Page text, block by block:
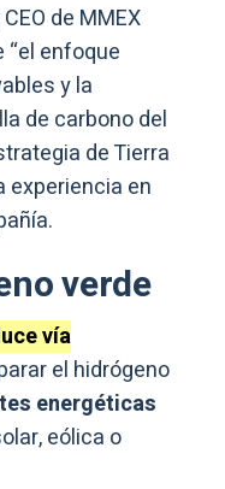
de MMEX
enfoque
y la
de carbono del
de Tierra
experiencia en
verde
vía
el hidrógeno
energéticas
eólica o